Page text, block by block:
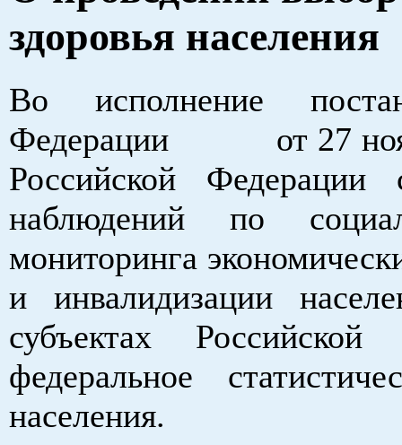
здоровья населения
Во исполнение
Федерации от 27
Российской Федерации
наблюдений по
мониторинга
и инвалидизации
субъектах
федеральное
населения.